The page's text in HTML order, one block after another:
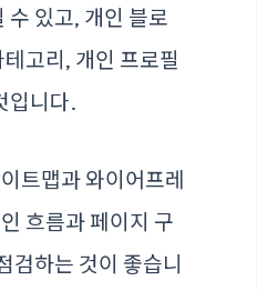
수 있고, 개인 블로
고리, 개인 프로필
입니다.
트맵과 와이어프레
흐름과 페이지 구
검하는 것이 좋습니